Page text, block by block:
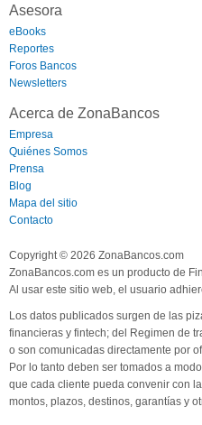
Asesora
eBooks
Reportes
Foros Bancos
Newsletters
Acerca de ZonaBancos
Empresa
Quiénes Somos
Prensa
Blog
Mapa del sitio
Contacto
Copyright © 2026 ZonaBancos.com
ZonaBancos.com es un producto de
Al usar este sitio web, el usuario
Los datos publicados surgen de las
financieras y fintech; del Regimen de
o son comunicadas directamente por
Por lo tanto deben ser tomados a
que cada cliente pueda convenir con
montos, plazos, destinos, garantías y